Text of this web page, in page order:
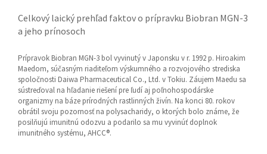
Celkový laický prehľad faktov o prípravku Biobran MGN-3
a jeho prínosoch
Prípravok Biobran MGN-3 bol vyvinutý v Japonsku v r. 1992 p. Hiroakim
Maedom, súčasným riaditeľom výskumného a rozvojového strediska
spoločnosti Daiwa Pharmaceutical Co., Ltd. v Tokiu. Záujem Maedu sa
sústreďoval na hľadanie riešení pre ľudí aj poľnohospodárske
organizmy na báze prírodných rastlinných živín. Na konci 80. rokov
obrátil svoju pozornosť na polysacharidy, o ktorých bolo známe, že
posilňujú imunitnú odozvu a podarilo sa mu vyvinúť doplnok
imunitného systému, AHCC®.